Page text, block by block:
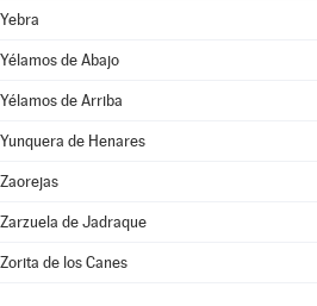
Yebra
Yélamos de Abajo
Yélamos de Arriba
Yunquera de Henares
Zaorejas
Zarzuela de Jadraque
Zorita de los Canes